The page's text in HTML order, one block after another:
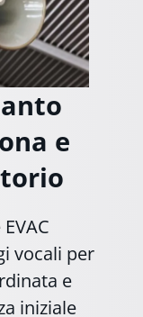
e
vocali per
e
iniziale